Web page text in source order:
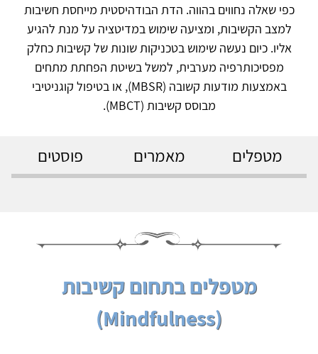
כפי שאלה נחווים בהווה. הדת הבודהיסטית מייחסת חשיבות
למצב הקשיבות, ומציעה שימוש במדיטציה על מנת להגיע
אליו. כיום נעשה שימוש בטכניקות שונות של קשיבות כחלק
מפסיכותרפיה מערבית, למשל בשיטת הפחתת מתחים
באמצעות מודעות קשובה (MBSR),‏ או בטיפול קוגניטיבי
מבוסס קשיבות (MBCT).
מטפלים מאמרים פוסטים
מטפלים בתחום קשיבות
(Mindfulness)